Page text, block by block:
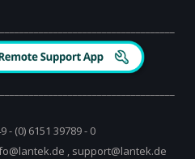
- (0) 6151 39789 - 0
support@lantek.de